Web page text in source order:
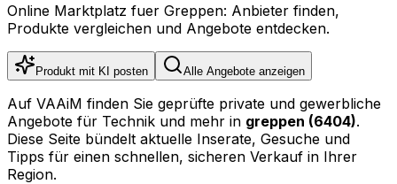
Online Marktplatz fuer Greppen: Anbieter finden,
Produkte vergleichen und Angebote entdecken.
Produkt mit KI posten Alle Angebote anzeigen
Auf VAAiM finden Sie geprüfte private und gewerbliche
Angebote für Technik und mehr in greppen (6404).
Diese Seite bündelt aktuelle Inserate, Gesuche und
Tipps für einen schnellen, sicheren Verkauf in Ihrer
Region.